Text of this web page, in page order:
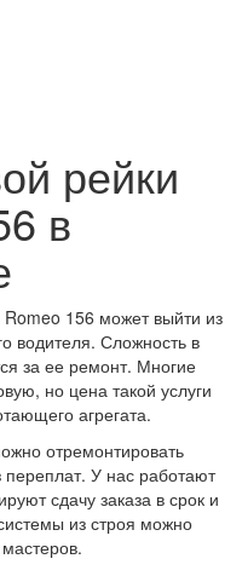
рейки
в
156 может выйти из
водителя. Сложность в
за ее ремонт. Многие
но цена такой услуги
агрегата.
отремонтировать
У нас работают
сдачу заказа в срок и
из строя можно